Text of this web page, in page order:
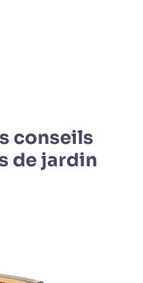
conseils
de jardin